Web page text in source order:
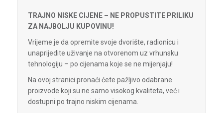
TRAJNO NISKE CIJENE – NE PROPUSTITE PRILIKU
ZA NAJBOLJU KUPOVINU!
Vrijeme je da opremite svoje dvorište, radionicu i
unaprijedite uživanje na otvorenom uz vrhunsku
tehnologiju – po cijenama koje se ne mijenjaju!
Na ovoj stranici pronaći ćete pažljivo odabrane
proizvode koji su ne samo visokog kvaliteta, već i
dostupni po trajno niskim cijenama.